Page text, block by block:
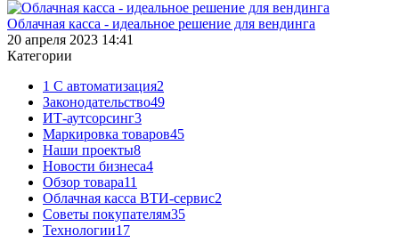
Облачная касса - идеальное решение для вендинга
20 апреля 2023 14:41
Категории
1 C автоматизация2
Законодательство49
ИТ-аутсорсинг3
Маркировка товаров45
Наши проекты8
Новости бизнеса4
Обзор товара11
Облачная касса ВТИ-сервис2
Советы покупателям35
Технологии17